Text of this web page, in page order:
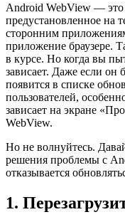
Android WebView —
предустановленное на
сторонним
приложение браузере.
в курсе. Но когда вы
зависает. Даже если он
появится в списке
пользователей,
зависает на экране
WebView.
Но не волнуйтесь.
решения проблемы с
отказывается
1.